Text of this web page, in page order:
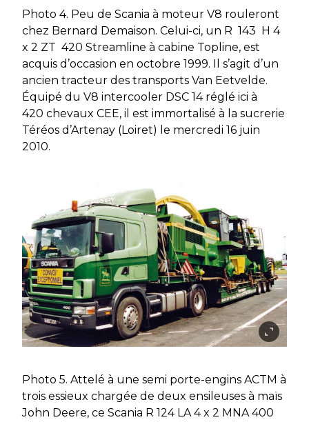
Photo 4. Peu de Scania à moteur V8 rouleront
chez Bernard Demaison. Celui-ci, un R 143 H 4
x 2 ZT 420 Streamline à cabine Topline, est
acquis d’occasion en octobre 1999. Il s’agit d’un
ancien tracteur des transports Van Eetvelde.
Équipé du V8 intercooler DSC 14 réglé ici à
420 chevaux CEE, il est immortalisé à la sucrerie
Téréos d’Artenay (Loiret) le mercredi 16 juin
2010.
Photo 5. Attelé à une semi porte-engins ACTM à
trois essieux chargée de deux ensileuses à maïs
John Deere, ce Scania R 124 LA 4 x 2 MNA 400